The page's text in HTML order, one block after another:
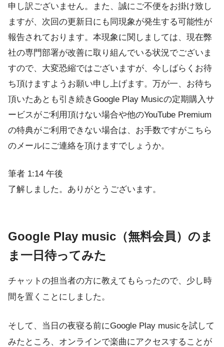
申し訳ございません。また、誠にご不便をお掛け致し
ますが、次回の更新日にも同現象が発生する可能性が
報告されております。本現象に関しましては、現在弊
社の専門部署が改善に取り組んでいる状況でございま
すので、大変恐縮ではございますが、今しばらくお待
ち頂けますようお願い申し上げます。万が一、お待ち
頂いたあとも引き続きGoogle Play Musicの定期購入サ
ービスがご利用頂けない場合や他のYouTube Premium
の特典がご利用できない場合は、お手数ですがこちら
のメールにご連絡を頂けますでしょうか。
筆者 1:14 午後
了解しました。ありがとうございます。
Google Play music（無料会員）のま
ま一日待ってみた
チャットの担当者の方に教えてもらったので、少し時
間を置くことにしました。
そして、当日の夜寝る前にGoogle Play musicを試して
みたところ、オンラインで楽曲にアクセスすることが